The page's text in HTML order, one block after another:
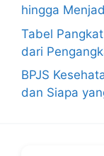
hingga
Tabel
dari
BPJS
dan Siapa